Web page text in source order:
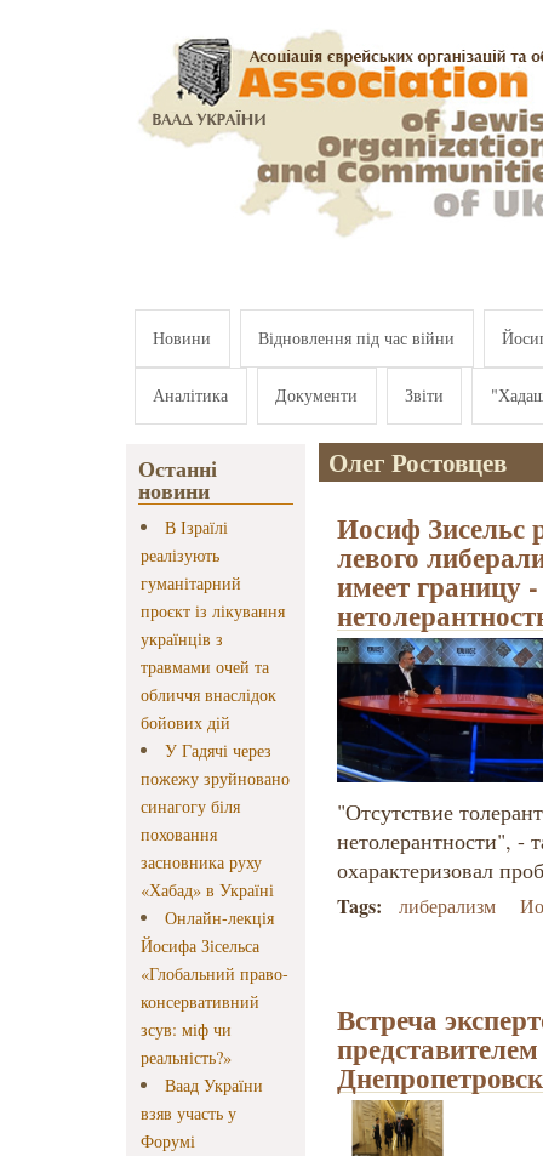
Новини Відновлення під час війни
Аналітика Документи Звіти
Останні
новини
В Ізраїлі
реалізують
гуманітарний
проєкт із лікування
українців з
травмами очей та
обличчя внаслідок
бойових дій
У Гадячі через
пожежу зруйновано
синагогу біля
поховання
засновника руху
«Хабад» в Україні
Онлайн-лекція
Йосифа Зісельса
«Глобальний право-
консервативний
зсув: міф чи
реальність?»
Ваад України
взяв участь у
Форумі
Олег Ростовцев
Иосиф Зисельс
левого
имеет границу
"Отсутствие
нетолерантности", -
охарактеризовал
Tags: либерализм
Встреча